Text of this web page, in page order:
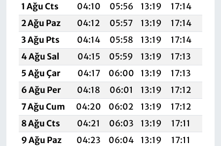
1 Ağu Cts
04:10 05:56 13:19 17:14
2 Ağu Paz
04:12 05:57 13:19 17:14
3 Ağu Pts
04:14 05:58 13:19 17:14
4 Ağu Sal
04:15 05:59 13:19 17:13
5 Ağu Çar
04:17 06:00 13:19 17:13
6 Ağu Per
04:18 06:01 13:19 17:12
7 Ağu Cum
04:20 06:02 13:19 17:12
8 Ağu Cts
04:21 06:03 13:19 17:11
9 Ağu Paz
04:23 06:04 13:19 17:11